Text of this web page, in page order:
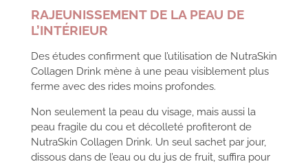
RAJEUNISSEMENT DE LA PEAU DE
L’INTÉRIEUR
Des études confirment que l’utilisation de NutraSkin
Collagen Drink mène à une peau visiblement plus
ferme avec des rides moins profondes.
Non seulement la peau du visage, mais aussi la
peau fragile du cou et décolleté profiteront de
NutraSkin Collagen Drink. Un seul sachet par jour,
dissous dans de l’eau ou du jus de fruit, suffira pour